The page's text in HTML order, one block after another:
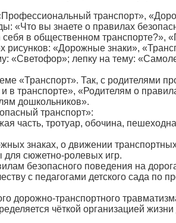
транспорт»,
«Что вы знаете о правилах
в общественном транспорте?»,
рисунков: «Дорожные знаки»,
«Светофор»; лепку на тему:
«Транспорт». Так, с родителями
в транспорте», «Родителям о
дошкольников».
транспорт»:
часть, тротуар, обочина,
знаках, о движении
для сюжетно-ролевых игр.
безопасного поведения на
с педагогами детского сада по
дорожно-транспортного
чёткой организацией жизни